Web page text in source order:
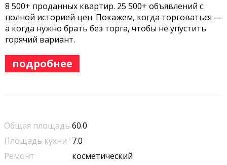
8 500+ проданных квартир. 25 500+ объявлений с
полной историей цен. Покажем, когда торговаться —
а когда нужно брать без торга, чтобы не упустить
горячий вариант.
подробнее
Общая площадь 60.0
Площадь кухни 7.0
Ремонт
косметический